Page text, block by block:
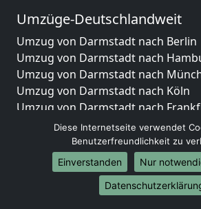
Umzüge-Deutschlandweit
Umzug von Darmstadt nach Berlin
Umzug von Darmstadt nach
Umzug von Darmstadt nach
Umzug von Darmstadt nach Köln
Umzug von Darmstadt nach
Umzug von Darmstadt nach
Umzug von Darmstadt nach
Umzug von Darmstadt nach
Umzug von Darmstadt nach
Umzug von Darmstadt nach Essen
Diese Internetseite verwendet
Benutzerfreundlichkeit zu
Einverstanden
Nur